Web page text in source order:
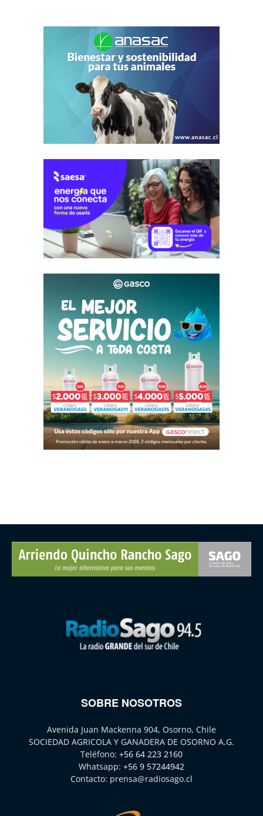
SOBRE NOSOTROS
Avenida Juan Mackenna 904, Osorno, Chile
SOCIEDAD AGRICOLA Y GANADERA DE OSORNO A.G.
Teléfono: +56 64 223 2160
Whatsapp: +56 9 57244942
Contacto: prensa@radiosago.cl